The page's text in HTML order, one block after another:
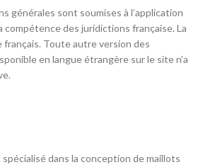
générales sont soumises à l’application
compétence des juridictions française. La
Toute autre version des
en langue étrangère sur le site n’a
dans la conception de maillots